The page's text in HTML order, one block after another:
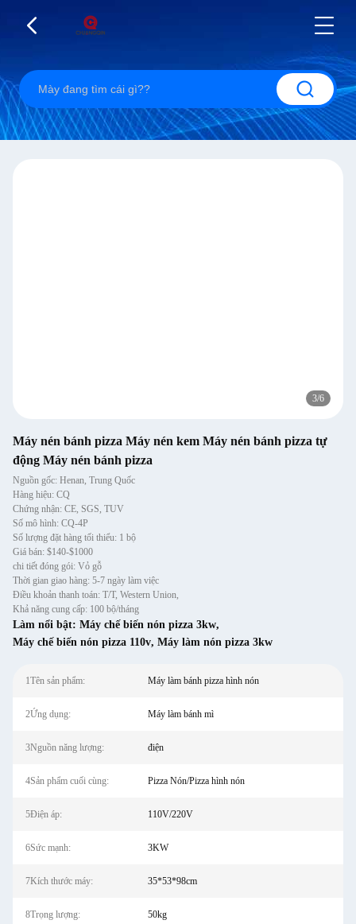
3/6
Máy nén bánh pizza Máy nén kem Máy nén bánh pizza tự
động Máy nén bánh pizza
Nguồn gốc: Henan, Trung Quốc
Hàng hiệu: CQ
Chứng nhận: CE, SGS, TUV
Số mô hình: CQ-4P
Số lượng đặt hàng tối thiểu: 1 bộ
Giá bán: $140-$1000
chi tiết đóng gói: Vỏ gỗ
Thời gian giao hàng: 5-7 ngày làm việc
Điều khoản thanh toán: T/T, Western Union,
Khả năng cung cấp: 100 bộ/tháng
Làm nổi bật: Máy chế biến nón pizza 3kw,
Máy chế biến nón pizza 110v, Máy làm nón pizza 3kw
1Tên sản phẩm: Máy làm bánh pizza hình nón
2Ứng dụng: Máy làm bánh mì
3Nguồn năng lượng: điện
4Sản phẩm cuối cùng: Pizza Nón/Pizza hình nón
5Điện áp: 110V/220V
6Sức mạnh: 3KW
7Kích thước máy: 35*53*98cm
8Trọng lượng: 50kg